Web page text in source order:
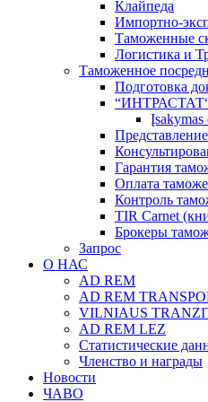
Клайпеда
Импортно-
Таможенные
Логистика и
Таможенное
Подготовка
“ИНТРАСТАТ“
Įsakymas
Гарантия
Оплата
Контроль
TIR Carnet
Брокеры
Запрос
О НАС
AD REM
AD REM
VILNIAUS
AD REM LEZ
Статистические
Членство и награды
Новости
ЧАВО